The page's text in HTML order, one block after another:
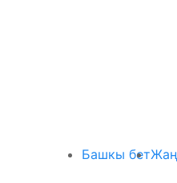
Башкы бет